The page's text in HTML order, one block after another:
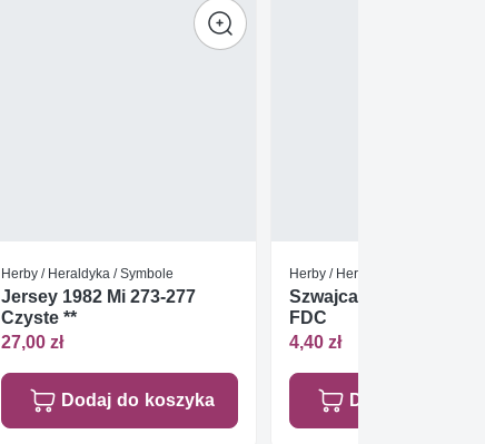
Herby / Heraldyka / Symbole
Jersey 1982 Mi 273-277
Czyste **
27,00 zł
Dodaj do koszyka
Herby / Heraldyka / Symbole
Szwajcaria 1998 Mi
FDC
4,40 zł
Dodaj do